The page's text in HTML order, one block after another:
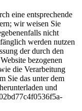
eine entsprechende
wir weisen Sie
nicht
werden nutzen
der durch den
bezogenen
die Verarbeitung
Sie das unter dem
und